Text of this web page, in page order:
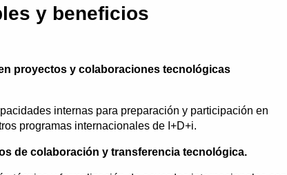
y beneficios
proyectos y colaboraciones tecnológicas
internas para preparación y participación en
programas internacionales de I+D+i.
de colaboración y transferencia tecnológica.